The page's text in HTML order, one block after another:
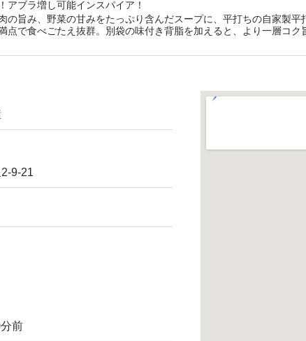
アブラ増し可能インスパイア！
の旨み、野菜の甘みをたっぷり含んだスープに、平打ちの自家製
点で食べごたえ抜群。別袋の味付き背脂を加えると、より一層コク
9-21
前